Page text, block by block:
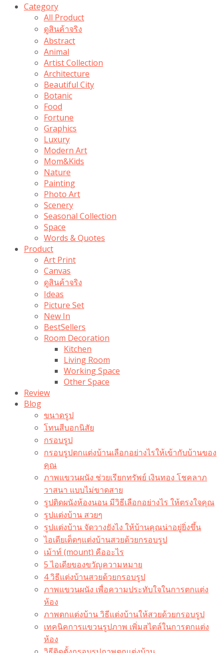
Category
All Product
ดูสินค้าจริง
Abstract
Animal
Artist Collection
Architecture
Beautiful City
Botanic
Food
Fortune
Graphics
Luxury
Modern Art
Mom&Kids
Nature
Painting
Photo Art
Scenery
Seasonal Collection
Space
Words & Quotes
Product
Art Print
Canvas
ดูสินค้าจริง
Ideas
Picture Set
New In
BestSellers
Room Decoration
Kitchen
Living Room
Working Space
Other Space
Review
Blog
ขนาดรูป
โทนสีบอกนิสัย
กรอบรูป
กรอบรูปตกแต่งบ้านเลือกอย่างไรให้เข้ากับบ้านของ
คุณ
ภาพแขวนผนัง ช่วยเรียกทรัพย์ เงินทอง โชคลาภ
วาสนา แบบไม่ขาดสาย
รูปติดผนังห้องนอน มีวิธีเลือกอย่างไร ให้ตรงใจคุณ
รูปแต่งบ้าน สวยๆ
รูปแต่งบ้าน จัดวางยังไง ให้บ้านคุณน่าอยู่ยิ่งขึ้น
ไอเดียเด็ดๆแต่งบ้านสวยด้วยกรอบรูป
เม้าท์ (mount) คืออะไร​
5 ไอเดียของขวัญความหมาย
4 วิธีแต่งบ้านสวยด้วยกรอบรูป
ภาพแขวนผนัง เพื่อความประทับใจในการตกแต่ง
ห้อง
ภาพตกแต่งบ้าน วิธีแต่งบ้านให้สวยด้วยกรอบรูป
เทคนิคการแขวนรูปภาพ เพิ่มสไตล์ในการตกแต่ง
ห้อง